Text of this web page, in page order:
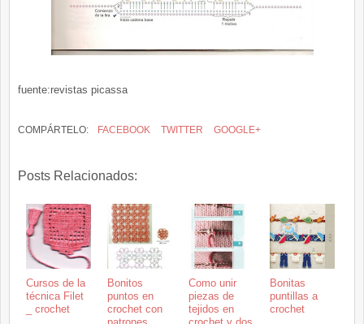
fuente:revistas picassa
COMPÁRTELO: FACEBOOK TWITTER GOOGLE+
Posts Relacionados:
Cursos de la
técnica Filet
_ crochet
Bonitos
puntos en
crochet con
Como unir
piezas de
tejidos en
Bonitas
puntillas a
crochet